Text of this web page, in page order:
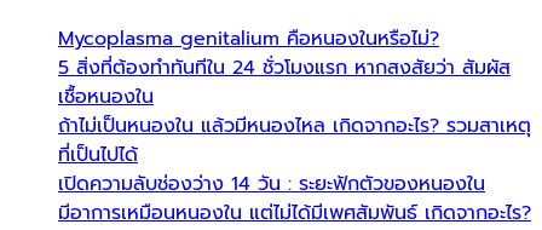
Mycoplasma genitalium คือหนองในหรือไม่?
5 สิ่งที่ต้องทำทันทีใน 24 ชั่วโมงแรก หากสงสัยว่า สัมผัส
เชื้อหนองใน
ถ้าไม่เป็นหนองใน แล้วมีหนองไหล เกิดจากอะไร? รวมสาเหตุ
ที่เป็นไปได้
เปิดความลับช่องว่าง 14 วัน : ระยะฟักตัวของหนองใน
มีอาการเหมือนหนองใน แต่ไม่ได้มีเพศสัมพันธ์ เกิดจากอะไร?